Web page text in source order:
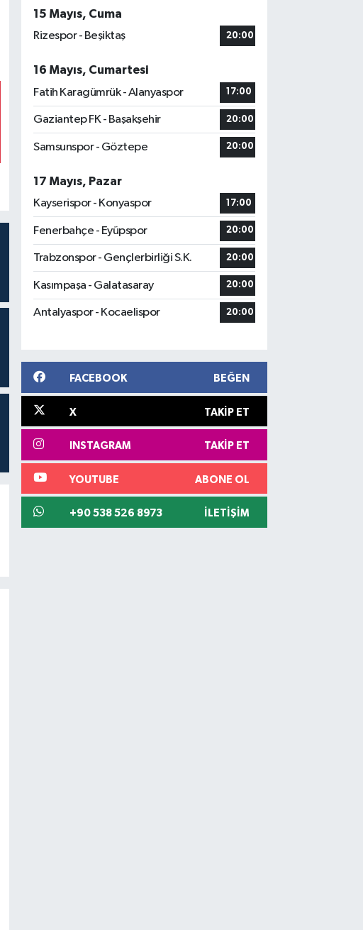
15 Mayıs, Cuma
Rizespor - Beşiktaş
20:00
16 Mayıs, Cumartesi
Fatih Karagümrük - Alanyaspor
17:00
Gaziantep FK - Başakşehir 20:00
Samsunspor - Göztepe 20:00
17 Mayıs, Pazar
Kayserispor - Konyaspor
17:00
Fenerbahçe - Eyüpspor 20:00
Trabzonspor - Gençlerbirliği S.K. 20:00
Kasımpaşa - Galatasaray 20:00
Antalyaspor - Kocaelispor 20:00
FACEBOOK BEĞEN
X TAKIP ET
INSTAGRAM TAKIP ET
YOUTUBE ABONE OL
+90 538 526 8973 İLETIŞIM